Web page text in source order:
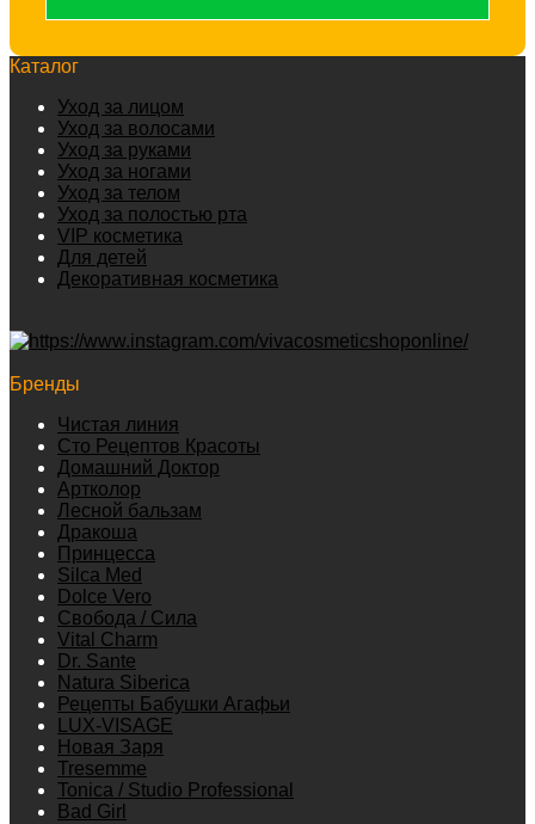
Каталог
Уход за лицом
Уход за волосами
Уход за руками
Уход за ногами
Уход за телом
Уход за полостью рта
VIP косметика
Для детей
Декоративная косметика
Бренды
Чистая линия
Сто Рецептов Красоты
Домашний Доктор
Артколор
Лесной бальзам
Дракоша
Принцесса
Silca Med
Dolce Vero
Свобода / Сила
Vital Charm
Dr. Sante
Natura Siberica
Рецепты Бабушки Агафьи
LUX-VISAGE
Новая Заря
Tresemme
Tonica / Studio Professional
Bad Girl